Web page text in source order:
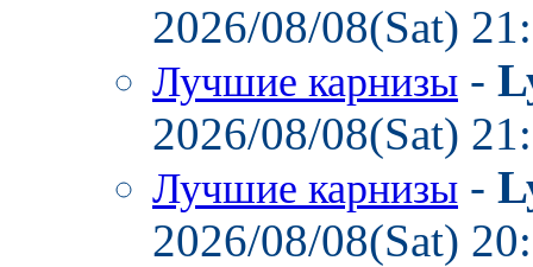
2026/08/08(Sat)
Лучшие карнизы -
2026/08/08(Sat)
Лучшие карнизы -
2026/08/08(Sat)